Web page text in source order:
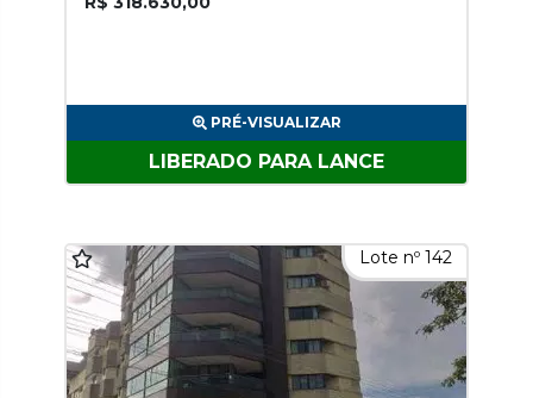
PRÉ-VISUALIZAR
LIBERADO PARA LANCE
Lote nº 142